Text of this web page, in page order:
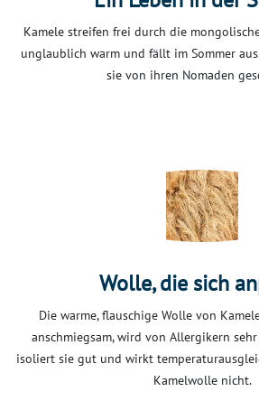
Kamele streifen frei durch die
unglaublich warm und fällt im Sommer
sie von ihren Nomaden
Wolle, die sich
Die warme, flauschige Wolle von
anschmiegsam, wird von Allergikern
isoliert sie gut und wirkt
Kamelwolle nicht.